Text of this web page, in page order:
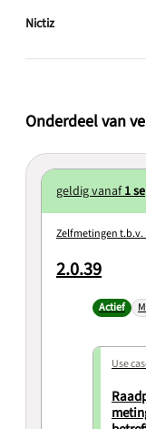
Nictiz
Onderdeel van
geldig vanaf 1
Zelfmetingen t.b.v.
2.0.39
Actief
Use